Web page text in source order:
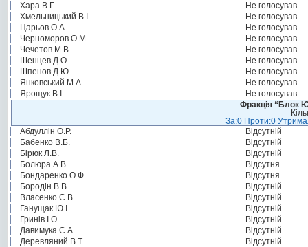
Хара В.Г.
Не голосував
Хмельницький В.І.
Не голосував
Царьов О.А.
Не голосував
Черноморов О.М.
Не голосував
Чечетов М.В.
Не голосував
Шенцев Д.О.
Не голосував
Шпенов Д.Ю.
Не голосував
Янковський М.А.
Не голосував
Ярощук В.І.
Не голосував
Фракція “Блок
За:0 Проти:0
Абдуллін О.Р.
Відсутній
Бабенко В.Б.
Відсутній
Бірюк Л.В.
Відсутній
Болюра А.В.
Відсутня
Бондаренко О.Ф.
Відсутня
Бородін В.В.
Відсутній
Власенко С.В.
Відсутній
Ганущак Ю.І.
Відсутній
Гринів І.О.
Відсутній
Давимука С.А.
Відсутній
Деревляний В.Т.
Відсутній